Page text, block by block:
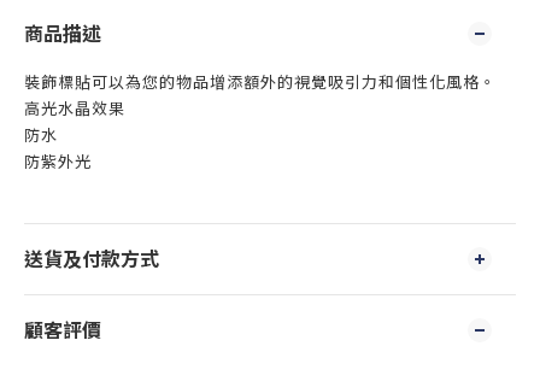
商品描述
裝飾標貼可以為您的物品增添額外的視覺吸引力和個性化風格。
高光水晶效果
防水
防紫外光
送貨及付款方式
顧客評價